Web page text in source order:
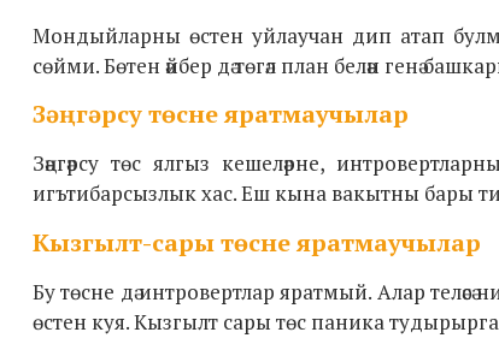
Мондыйларны өстен уйлаучан дип атап
сөйми. Бөтен әйбер дә төгәл план белән генә
Зәңгәрсу төсне яратмаучылар
Зәңгәрсу төс ялгыз кешеләрне,
игътибарсызлык хас. Еш кына вакытны бары тик
Кызгылт-сарытөсне яратмаучылар
Бу төсне дә интровертлар яратмый. Алар теләсә
өстен куя. Кызгылт сары төс паника